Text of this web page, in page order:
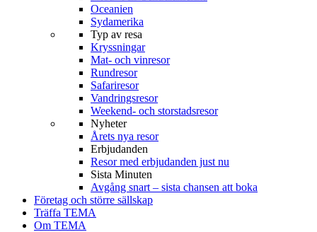
Oceanien
Sydamerika
Typ av resa
Kryssningar
Mat- och vinresor
Rundresor
Safariresor
Vandringsresor
Weekend- och storstadsresor
Nyheter
Årets nya resor
Erbjudanden
Resor med erbjudanden just nu
Sista Minuten
Avgång snart – sista chansen att boka
Företag och större sällskap
Träffa TEMA
Om TEMA